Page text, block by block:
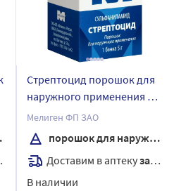
Стрептоцид порошок для
наружного применения 5
гр банка
Мелиген ФП ЗАО
порошок для наружного применения
Доставим в аптекузавтра
В наличии